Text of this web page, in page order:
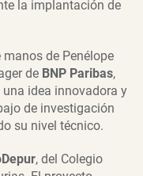
la implantación de
de Penélope
de BNP Paribas,
idea innovadora y
de investigación
su nivel técnico.
, del Colegio